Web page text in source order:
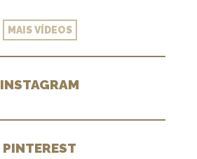
MAIS VÍDEOS
INSTAGRAM
PINTEREST